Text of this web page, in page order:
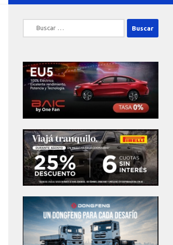
Buscar: